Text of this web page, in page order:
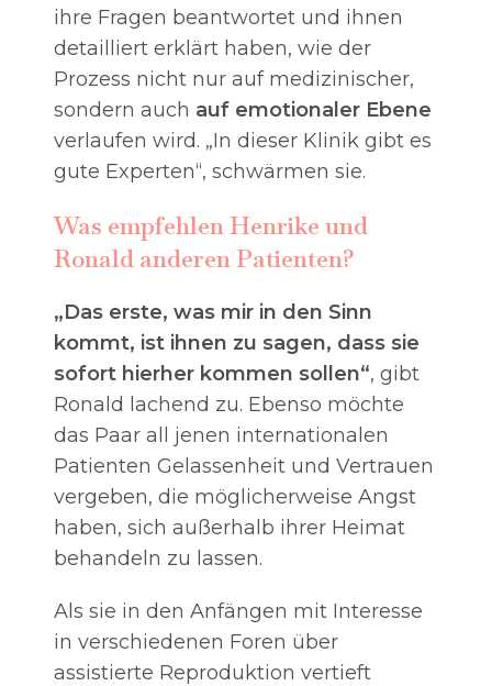
ihre Fragen beantwortet und ihnen
detailliert erklärt haben, wie der
Prozess nicht nur auf medizinischer,
sondern auch auf emotionaler Ebene
verlaufen wird. „In dieser Klinik gibt es
gute Experten“, schwärmen sie.
Was empfehlen Henrike und
Ronald anderen Patienten?
„Das erste, was mir in den Sinn
kommt, ist ihnen zu sagen, dass sie
sofort hierher kommen sollen“, gibt
Ronald lachend zu. Ebenso möchte
das Paar all jenen internationalen
Patienten Gelassenheit und Vertrauen
vergeben, die möglicherweise Angst
haben, sich außerhalb ihrer Heimat
behandeln zu lassen.
Als sie in den Anfängen mit Interesse
in verschiedenen Foren über
assistierte Reproduktion vertieft